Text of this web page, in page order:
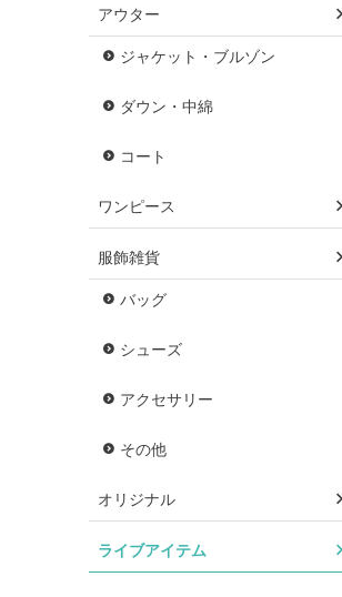
アウター
ジャケット・ブルゾン
ダウン・中綿
コート
ワンピース
服飾雑貨
バッグ
シューズ
アクセサリー
その他
オリジナル
ライブアイテム